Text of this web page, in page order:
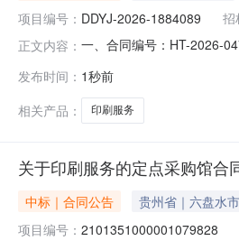
项目编号： DDYJ-2026-1884089 招
正文内容： 一、合同编号：HT-2026-
址：茂名市双山二路148号
发布时间： 1秒前
相关产品：
印刷服务
关于印刷服务的定点采购馆合
中标｜合同公告 贵州省｜六盘水市
项目编号： 2101351000001079828